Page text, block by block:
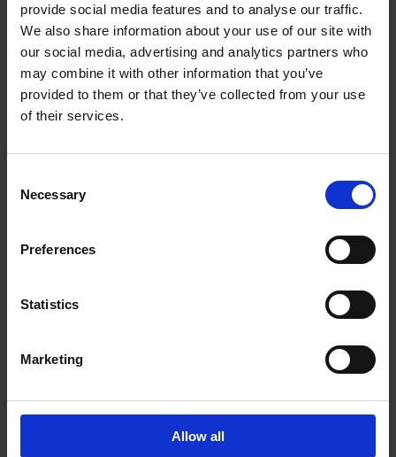
provide social media features and to analyse our traffic.
We also share information about your use of our site with
our social media, advertising and analytics partners who
may combine it with other information that you’ve
provided to them or that they’ve collected from your use
of their services.
Selection
Necessary
Preferences
Statistics
Marketing
Allow all
di sicurezza funzionale integrato
programmabile (FSI 900), che consente di
monitorare velocità di sicurezza, limiti di fine,
accelerazione, arresto e altre funzioni di
sicurezza.
Vibration
Temperature
Variants up to -20 .. +85 º